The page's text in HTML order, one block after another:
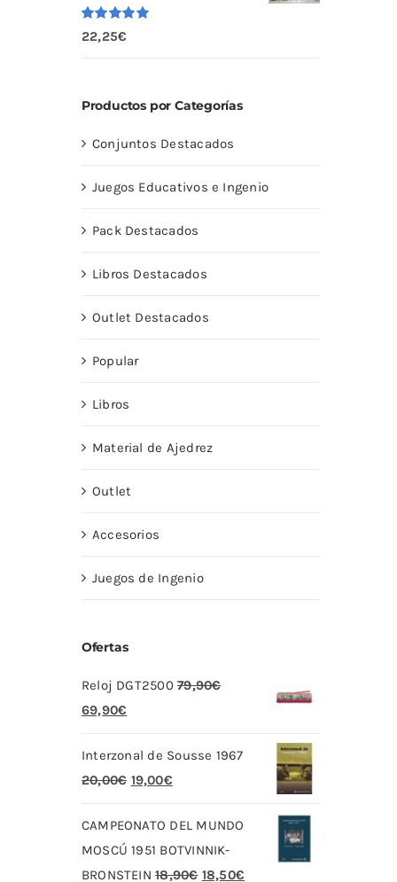
Valorado
con
5.00
22,25€
Productos por Categorías
Conjuntos Destacados
Juegos Educativos e Ingenio
Pack Destacados
Libros Destacados
Outlet Destacados
Popular
Libros
Material de Ajedrez
Outlet
Accesorios
Juegos de Ingenio
Ofertas
Reloj DGT2500 79,90€
El
original
era:
69,90€
actual
es:
Interzonal de Sousse 1967
20,00€ El
original
era:
20,00€.
19,00€El
actual
es:
19,00€.
CAMPEONATO DEL MUNDO
MOSCÚ 1951 BOTVINNIK-
BRONSTEIN 18,90€ El
18,50€